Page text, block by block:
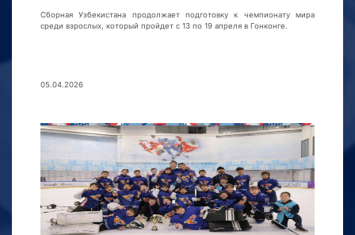
Сборная Узбекистана продолжает подготовку к чемпионату мира
среди взрослых, который пройдет с 13 по 19 апреля в Гонконге.
05.04.2026